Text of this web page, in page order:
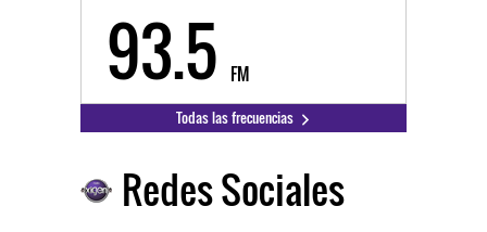
93.5 FM
Todas las frecuencias
Redes Sociales